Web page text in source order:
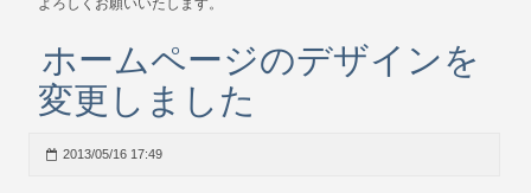
よろしくお願いいたします。
ホームページのデザインを
変更しました
2013/05/16 17:49